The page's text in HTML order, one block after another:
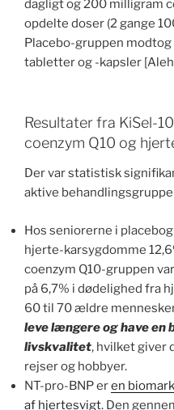
dagligt og 200 milligram
opdelte doser (2 gange
Placebo-gruppen
tabletter og -kapsler
Resultater fra KiSel-
coenzym Q10 og
Der var statistisk
aktive
Hos seniorerne i
hjerte-karsygdomme
coenzym Q10-gruppen
på 6,7% i dødelighed fra
60 til 70 ældre
leve længere og have en
livskvalitet, hvilket giver
rejser og hobbyer.
NT-pro-BNP eren
af hjertesvigt. Den